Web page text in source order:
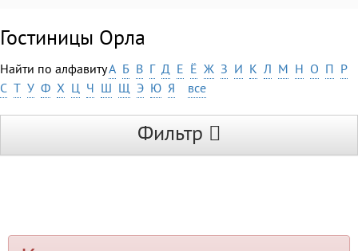
Гостиницы Орла
Найти по алфавитуА Б В Г Д Е Ё Ж З И К Л М Н О П Р
С Т У Ф Х Ц Ч Ш Щ Э Ю Я все
Фильтр